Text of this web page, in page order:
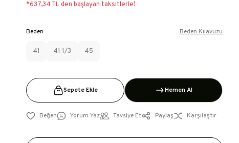
*637,34 TL den başlayan taksitlerle!
Beden
41 41 1/3 45
Beden Kılavuzu
Sepete Ekle Hemen Al
Yorum Yaz Tavsiye Et Paylaş Karşılaştır